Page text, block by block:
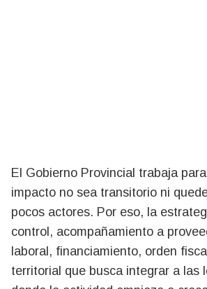
El Gobierno Provincial trabaja
impacto no sea transitorio ni
pocos actores. Por eso, la
control, acompañamiento a
laboral, financiamiento, orden
territorial que busca integrar a las